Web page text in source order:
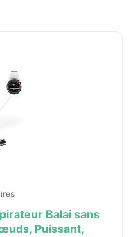
Balai sans
Puissant,